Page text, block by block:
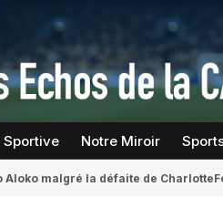
Notre Miroir
Aloko malgré la défaite de Charlotte